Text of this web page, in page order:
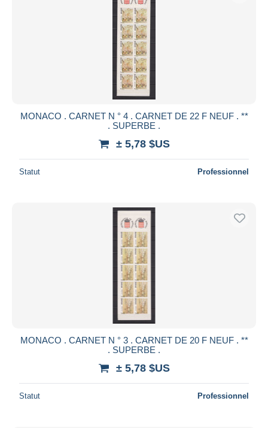
MONACO . CARNET N ° 4 . CARNET DE 22 F NEUF . **
. SUPERBE .
± 5,78 $US
Statut Professionnel
MONACO . CARNET N ° 3 . CARNET DE 20 F NEUF . **
. SUPERBE .
± 5,78 $US
Statut Professionnel